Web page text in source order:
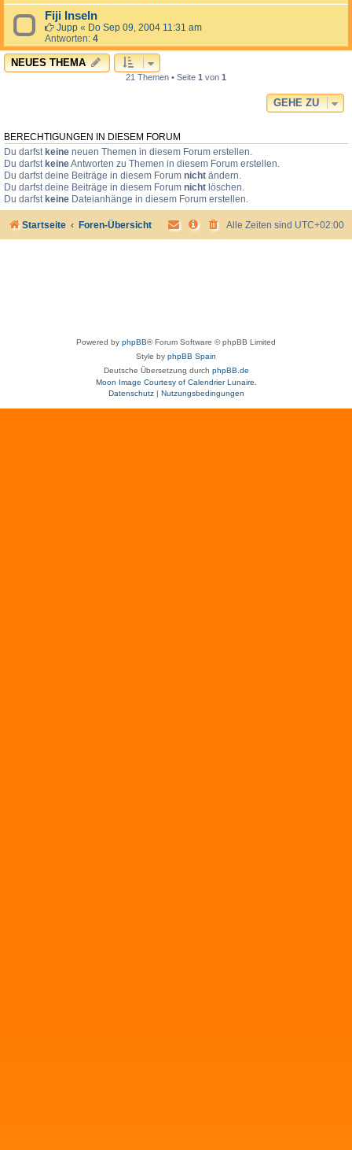
Fiji Inseln
Jupp « Do Sep 09, 2004 11:31 am
Antworten: 4
NEUES THEMA
21 Themen • Seite 1 von 1
GEHE ZU
BERECHTIGUNGEN IN DIESEM FORUM
Du darfst keine neuen Themen in diesem Forum erstellen.
Du darfst keineAntworten zu Themen in diesem Forum erstellen.
Du darfst deine Beiträge in diesem Forum nicht ändern.
Du darfst deine Beiträge in diesem Forum nicht löschen.
Du darfst keine Dateianhänge in diesem Forum erstellen.
Startseite Foren-Übersicht Alle Zeiten sind UTC+02:00
Powered by phpBB® Forum Software © phpBB Limited
Style by phpBB Spain
Deutsche Übersetzung durch phpBB.de
Moon Image Courtesy of Calendrier Lunaire.
Datenschutz| Nutzungsbedingungen